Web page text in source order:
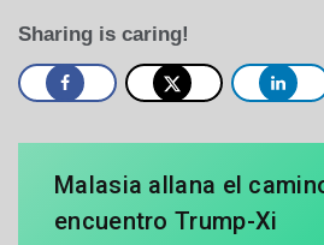
Sharing is caring!
Malasia allana el
encuentro Trump-Xi